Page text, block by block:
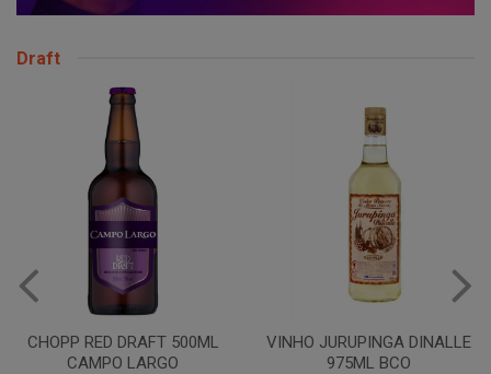
Draft
CHOPP RED DRAFT 500ML
CAMPO LARGO
VINHO JURUPINGA DINALLE
975ML BCO